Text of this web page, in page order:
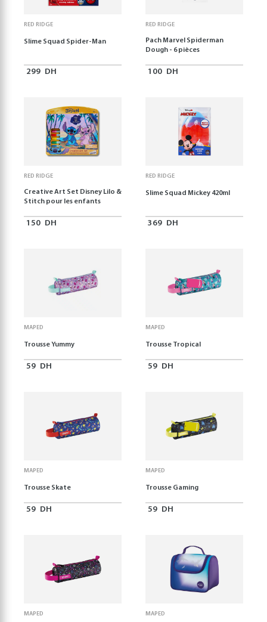
RED RIDGE
Slime Squad Spider-Man
299 DH
RED RIDGE
Pach Marvel Spiderman
Dough - 6 pièces
100 DH
RED RIDGE
Creative Art Set Disney Lilo &
Stitch pour les enfants
150 DH
RED RIDGE
Slime Squad Mickey 420ml
369 DH
MAPED
Trousse Yummy
59 DH
MAPED
Trousse Tropical
59 DH
MAPED
Trousse Skate
59 DH
MAPED
Trousse Gaming
59 DH
MAPED MAPED